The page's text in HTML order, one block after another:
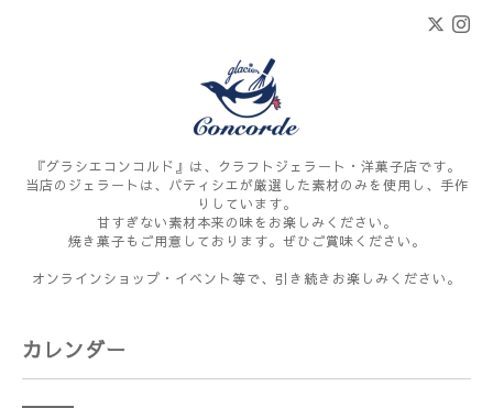
『グラシエコンコルド』は、クラフトジェラート・洋菓子店です。
当店のジェラートは、パティシエが厳選した素材のみを使用し、手作
りしています。
甘すぎない素材本来の味をお楽しみください。
焼き菓子もご用意しております。ぜひご賞味ください。
オンラインショップ・イベント等で、引き続きお楽しみください。
カレンダー